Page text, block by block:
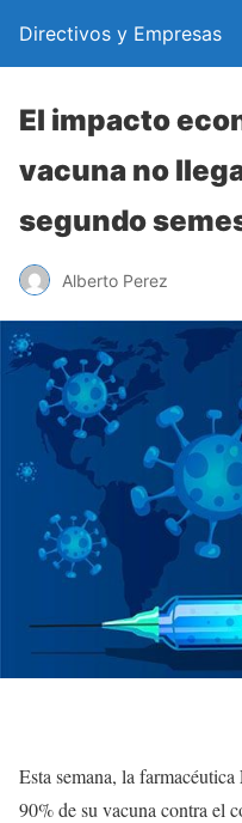
Directivos y Empresas
El impacto
vacuna no
segundo
Alberto Perez
Esta semana, la farmacéutica
90% de su vacuna contra el